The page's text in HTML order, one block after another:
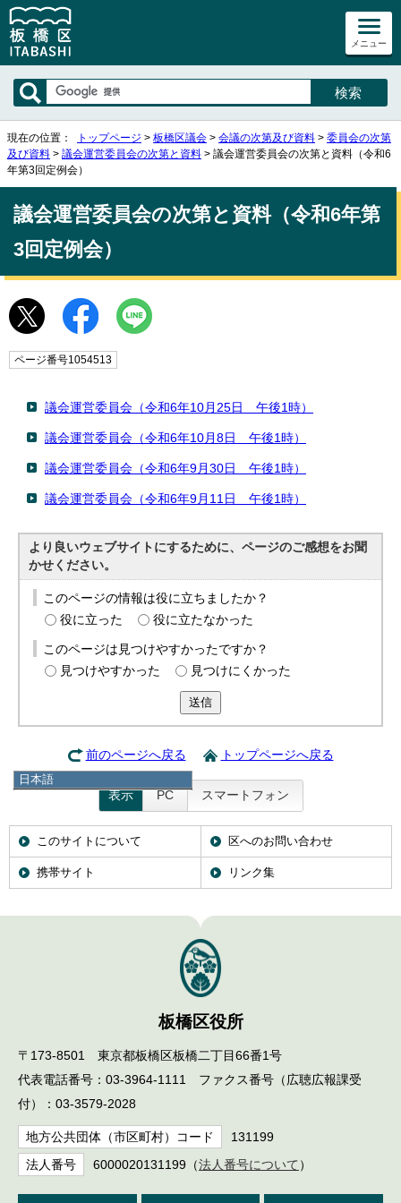
メニュー
日本語
简体中文
繁體中文
現在の位置： トップページ > 板橋区議会 > 会議の次第及び資料 > 委員会の次第
及び資料 > 議会運営委員会の次第と資料 > 議会運営委員会の次第と資料（令和6
年第3回定例会）
議会運営委員会の次第と資料（令和6年第
3回定例会）
ページ番号1054513
議会運営委員会（令和6年10月25日 午後1時）
議会運営委員会（令和6年10月8日 午後1時）
議会運営委員会（令和6年9月30日 午後1時）
議会運営委員会（令和6年9月11日 午後1時）
より良いウェブサイトにするために、ページのご感想をお聞
かせください。
このページの情報は役に立ちましたか？
役に立った
役に立たなかった
このページは見つけやすかったですか？
見つけやすかった
見つけにくかった
送信
前のページへ戻る トップページへ戻る
表示 PC スマートフォン
このサイトについて 区へのお問い合わせ
携帯サイト リンク集
板橋区役所
〒173-8501 東京都板橋区板橋二丁目66番1号
代表電話番号：03-3964-1111 ファクス番号（広聴広報課受
付）：03-3579-2028
地方公共団体（市区町村）コード 131199
法人番号 6000020131199（法人番号について ）